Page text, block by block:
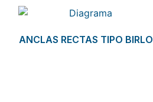
ANCLAS RECTAS TIPO BIRLO